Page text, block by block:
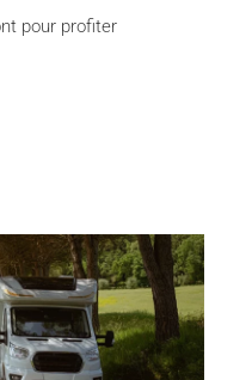
pour profiter